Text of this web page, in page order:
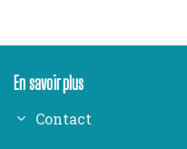
En savoir plus
Contact